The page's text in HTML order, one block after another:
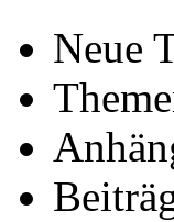
Neue